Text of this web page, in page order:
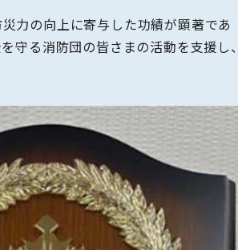
力の向上に寄与した功績が顕著であ
守る消防団の皆さまの活動を支援し、